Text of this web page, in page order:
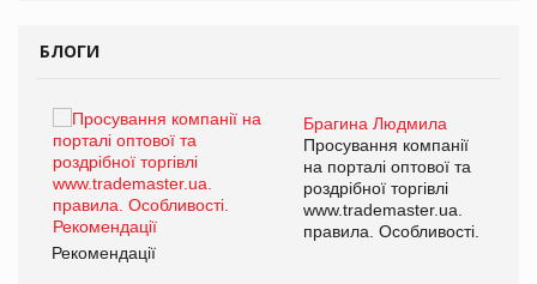
БЛОГИ
Брагина Людмила
Просування компанії
на порталі оптової та
роздрібної торгівлі
www.trademaster.ua.
правила. Особливості.
Рекомендації